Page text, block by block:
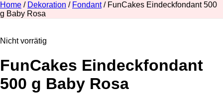
Home / Dekoration / Fondant/ FunCakes Eindeckfondant 500
g Baby Rosa
Nicht vorrätig
FunCakes Eindeckfondant
500 g Baby Rosa